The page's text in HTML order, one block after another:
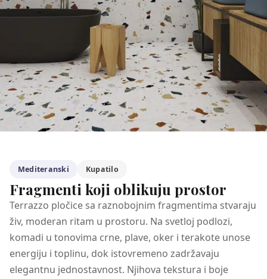
Mediteranski Kupatilo
Fragmenti koji oblikuju prostor
Terrazzo pločice sa raznobojnim fragmentima stvaraju
živ, moderan ritam u prostoru. Na svetloj podlozi,
komadi u tonovima crne, plave, oker i terakote unose
energiju i toplinu, dok istovremeno zadržavaju
elegantnu jednostavnost. Njihova tekstura i boje